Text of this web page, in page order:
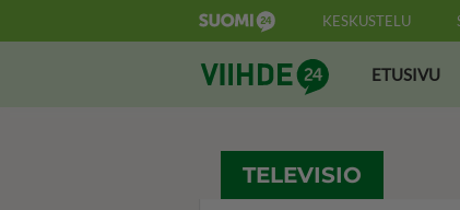
KESKUSTELU
Suomi24 ViihdeETUSIVU
TELEVISIO